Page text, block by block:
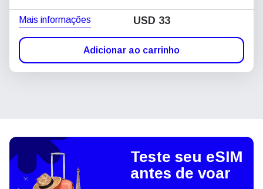
Mais informações USD 33
Adicionar ao carrinho
Teste seu eSIM
antes de voar